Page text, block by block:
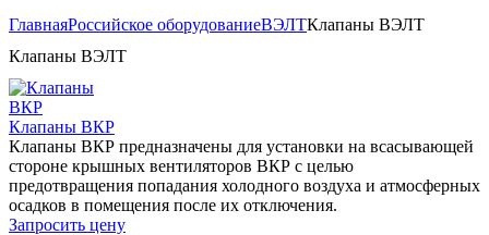
ГлавнаяРоссийское оборудованиеВЭЛТКлапаны ВЭЛТ
Клапаны ВЭЛТ
Клапаны ВКР
Клапаны ВКР предназначены для установки на всасывающей
стороне крышных вентиляторов ВКР с целью
предотвращения попадания холодного воздуха и атмосферных
осадков в помещения после их отключения.
Запросить цену